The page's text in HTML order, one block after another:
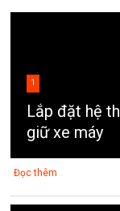
1
Lắp đặt hệ
giữ xe máy
Đọc thêm